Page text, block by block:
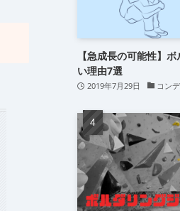
【急成長の可能性】
い理由7選
2019年7月29日 コン